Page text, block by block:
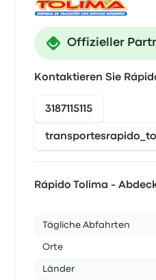
Offizieller
Kontaktieren Sie
3187115115
Rápido Tolima -
Tägliche Abfahrten
Orte
Länder